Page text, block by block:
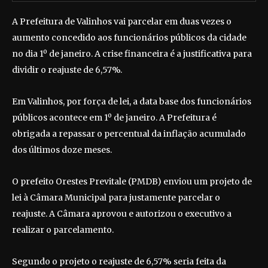
A Prefeitura de Valinhos vai parcelar em duas vezes o
aumento concedido aos funcionários públicos da cidade
no dia 1º de janeiro. A crise financeira é a justificativa para
dividir o reajuste de 6,57%.
Em Valinhos, por força de lei, a data base dos funcionários
públicos acontece em 1º de janeiro. A Prefeitura é
obrigada a repassar o percentual da inflação acumulado
dos últimos doze meses.
O prefeito Orestes Previtale (PMDB) enviou um projeto de
lei à Câmara Municipal para justamente parcelar o
reajuste. A Câmara aprovou e autorizou o executivo a
realizar o parcelamento.
Segundo o projeto o reajuste de 6,57% seria feita da